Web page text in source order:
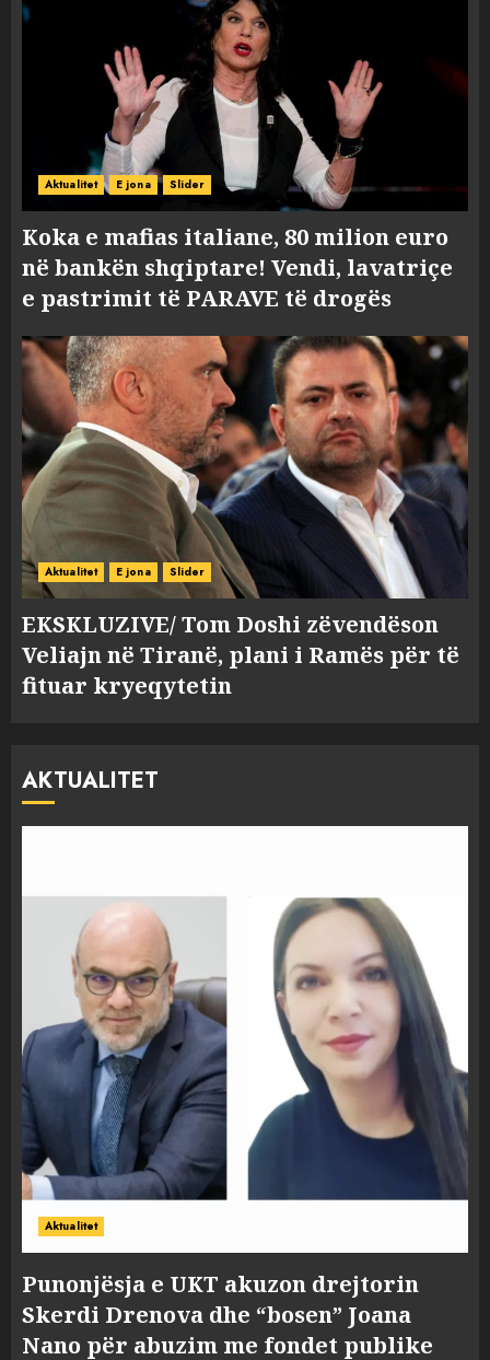
Aktualitet E jona Slider
Koka e mafias italiane, 80 milion euro
në bankën shqiptare! Vendi, lavatriçe
e pastrimit të PARAVE të drogës
Aktualitet E jona Slider
EKSKLUZIVE/ Tom Doshi zëvendëson
Veliajn në Tiranë, plani i Ramës për të
fituar kryeqytetin
AKTUALITET
Aktualitet
Punonjësja e UKT akuzon drejtorin
Skerdi Drenova dhe “bosen” Joana
Nano për abuzim me fondet publike